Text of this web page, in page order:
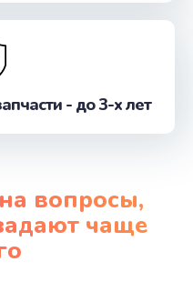
- до 3-х лет
вопросы,
чаще